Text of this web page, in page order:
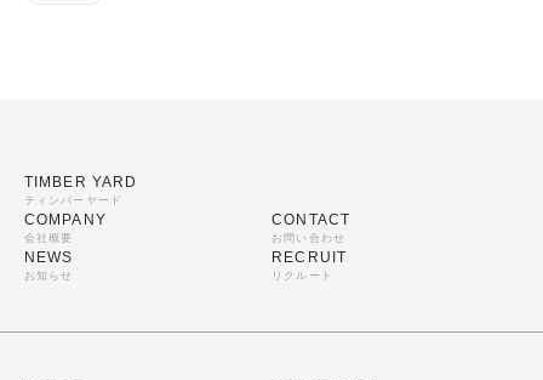
TIMBER YARD
ティンバーヤード
COMPANY
会社概要
NEWS
お知らせ
CONTACT
お問い合わせ
RECRUIT
リクルート